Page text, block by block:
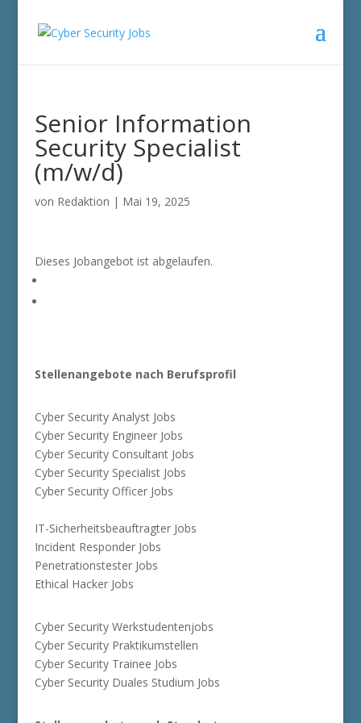
Senior Information
Security Specialist
(m/w/d)
von Redaktion | Mai 19, 2025
Dieses Jobangebot ist abgelaufen.
Stellenangebote nach Berufsprofil
Cyber Security Analyst Jobs
Cyber Security Engineer Jobs
Cyber Security Consultant Jobs
Cyber Security Specialist Jobs
Cyber Security Officer Jobs
IT-Sicherheitsbeauftragter Jobs
Incident Responder Jobs
Penetrationstester Jobs
Ethical Hacker Jobs
Cyber Security Werkstudentenjobs
Cyber Security Praktikumstellen
Cyber Security Trainee Jobs
Cyber Security Duales Studium Jobs